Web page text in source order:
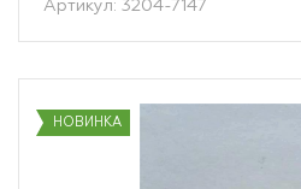
Артикул: 3204-7147
НОВИНКА